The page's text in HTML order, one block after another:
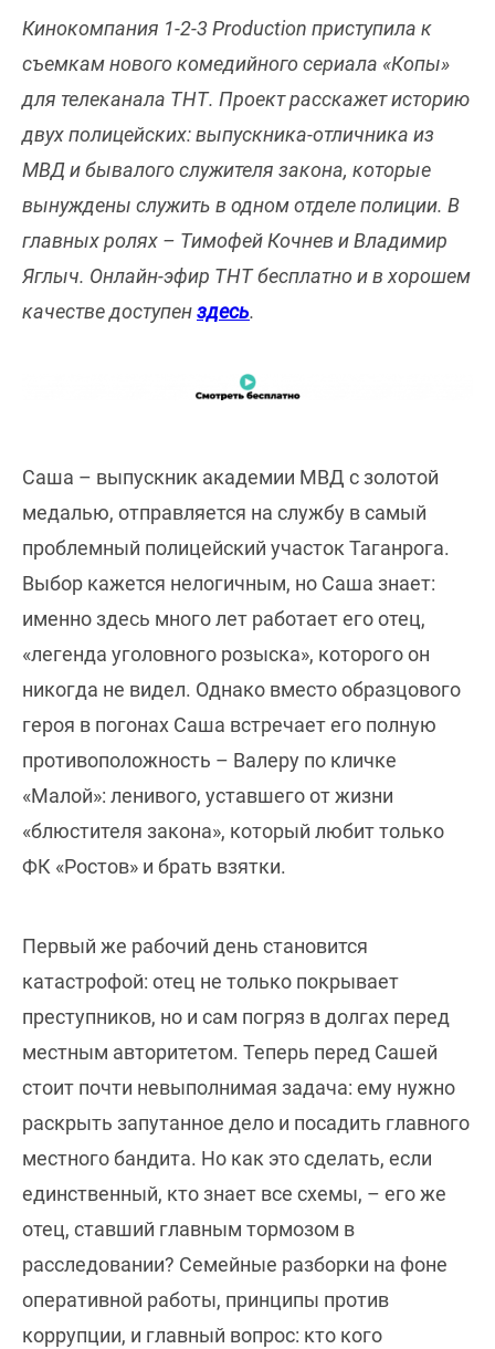
Кинокомпания 1-2-3 Production приступила к
съемкам нового комедийного сериала «Копы»
для телеканала ТНТ. Проект расскажет историю
двух полицейских: выпускника-отличника из
МВД и бывалого служителя закона, которые
вынуждены служить в одном отделе полиции. В
главных ролях – Тимофей Кочнев и Владимир
Яглыч. Онлайн-эфир ТНТ бесплатно и в хорошем
качестве доступенздесь.
Саша – выпускник академии МВД с золотой
медалью, отправляется на службу в самый
проблемный полицейский участок Таганрога.
Выбор кажется нелогичным, но Саша знает:
именно здесь много лет работает его отец,
«легенда уголовного розыска», которого он
никогда не видел. Однако вместо образцового
героя в погонах Саша встречает его полную
противоположность – Валеру по кличке
«Малой»: ленивого, уставшего от жизни
«блюстителя закона», который любит только
ФК «Ростов» и брать взятки.
Первый же рабочий день становится
катастрофой: отец не только покрывает
преступников, но и сам погряз в долгах перед
местным авторитетом. Теперь перед Сашей
стоит почти невыполнимая задача: ему нужно
раскрыть запутанное дело и посадить главного
местного бандита. Но как это сделать, если
единственный, кто знает все схемы, – его же
отец, ставший главным тормозом в
расследовании? Семейные разборки на фоне
оперативной работы, принципы против
коррупции, и главный вопрос: кто кого